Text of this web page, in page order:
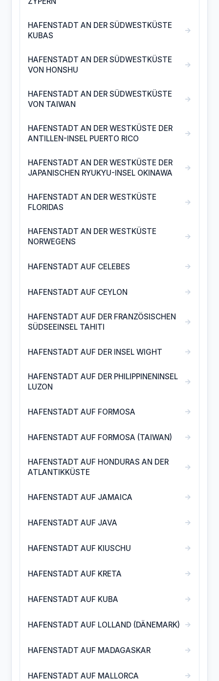
HAFENSTADT AN DER SÜDWESTKÜSTE
KUBAS
→
HAFENSTADT AN DER SÜDWESTKÜSTE
VON HONSHU
→
HAFENSTADT AN DER SÜDWESTKÜSTE
VON TAIWAN
→
HAFENSTADT AN DER WESTKÜSTE DER
ANTILLEN-INSEL PUERTO RICO
→
HAFENSTADT AN DER WESTKÜSTE DER
JAPANISCHEN RYUKYU-INSEL OKINAWA
→
HAFENSTADT AN DER WESTKÜSTE
FLORIDAS
→
HAFENSTADT AN DER WESTKÜSTE
NORWEGENS
→
HAFENSTADT AUF CELEBES →
HAFENSTADT AUF CEYLON →
HAFENSTADT AUF DER FRANZÖSISCHEN
SÜDSEEINSEL TAHITI
→
HAFENSTADT AUF DER INSEL WIGHT →
HAFENSTADT AUF DER PHILIPPINENINSEL
LUZON
→
HAFENSTADT AUF FORMOSA →
HAFENSTADT AUF FORMOSA (TAIWAN) →
HAFENSTADT AUF HONDURAS AN DER
ATLANTIKKÜSTE
→
HAFENSTADT AUF JAMAICA →
HAFENSTADT AUF JAVA →
HAFENSTADT AUF KIUSCHU →
HAFENSTADT AUF KRETA →
HAFENSTADT AUF KUBA →
HAFENSTADT AUF LOLLAND (DÄNEMARK) →
HAFENSTADT AUF MADAGASKAR →
HAFENSTADT AUF MALLORCA →